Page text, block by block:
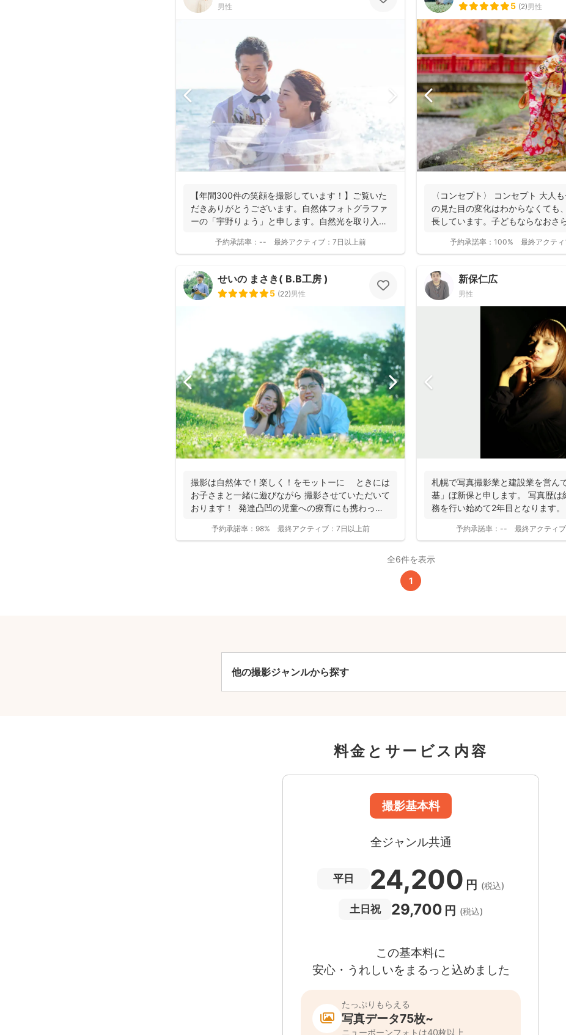
男性
【年間300件の笑顔を撮影しています！】ご覧いた
だきありがとうございます。自然体フォトグラファ
ーの「宇野りょう」と申します。自然光を取り入れ
予約承諾率： -- 最終アクティブ： 7日以上前
5 (2)男性
〈コンセプト〉 コンセプト 大人
の見た目の変化はわからなくても
長しています。子どもならなおさ
予約承諾率： 100% 最終アクティ
せいの まさき( B.B工房 )
5 (22)男性
撮影は自然体で！楽しく！をモットーに ときには
お子さまと一緒に遊びながら 撮影させていただいて
おります！ 発達凸凹の児童への療育にも携わって
予約承諾率： 98% 最終アクティブ： 7日以上前
新保仁広
男性
札幌で写真撮影業と建設業を営ん
基」ぼ新保と申します。 写真歴は
務を行い始めて2年目となります
予約承諾率： -- 最終アクティブ
全6件を表示
1
他の撮影ジャンルから探す
料金とサービス内容
撮影基本料
全ジャンル共通
平日 24,200円
(税込)
写真データ75枚~
ニューボーンフォトは40枚以上
60分間 撮影
フォトグラファー出張料
ーでは遠方出張料（+3,000円）が発生する場合が
あります。撮影日時・場所・フォトグラファーが
該当する場合、申込みフォームでお知らせしま